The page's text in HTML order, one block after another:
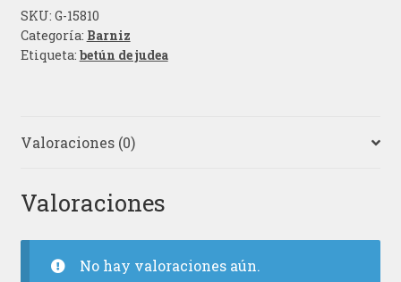
SKU: G-15810
Categoría: Barniz
Etiqueta: betún de judea
Valoraciones (0)
Valoraciones
No hay valoraciones aún.